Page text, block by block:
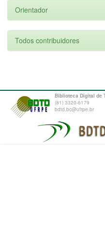
Orientador
Todos contribuidores
Biblioteca Digital de
(81) 3320-6179
bdtd.bc@ufrpe.br